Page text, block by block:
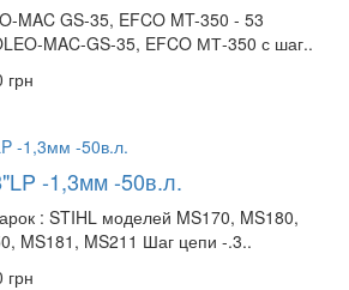
MAC GS-35, EFCO MT-350 - 53
MAC-GS-35, EFCO МТ-350 с шаг..
-1,3мм -50в.л.
: STIHL моделей MS170, MS180,
MS181, MS211 Шаг цепи -.3..